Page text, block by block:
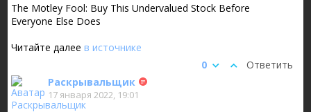
The Motley Fool: Buy This Undervalued Stock Before
Everyone Else Does
Читайте далеев источнике
Ответить
0
Раскрывальщик
17 января 2022, 19:01